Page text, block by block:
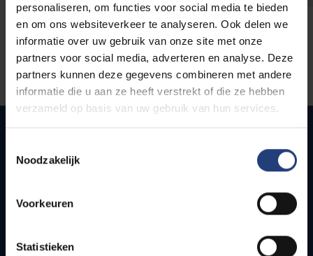
personaliseren, om functies voor social media te bieden
en om ons websiteverkeer te analyseren. Ook delen we
informatie over uw gebruik van onze site met onze
partners voor social media, adverteren en analyse. Deze
partners kunnen deze gegevens combineren met andere
informatie die u aan ze heeft verstrekt of die ze hebben
verzameld op basis van uw gebruik van hun services.
Noodzakelijk
Voorkeuren
Statistieken
Snel naar
Bereikbaarheid